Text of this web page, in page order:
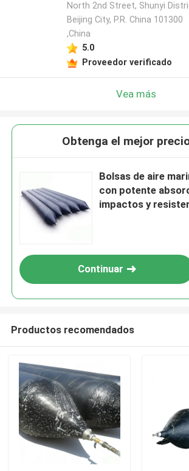
Inicio
North 2nd Street, Shunyi
Beijing City, P.R. China 101300
,China
5.0
Proveedor verificado
Vea más
Obtenga el mejor
Bolsas de aire
con potente
impactos y
Continuar
Productos recomendados